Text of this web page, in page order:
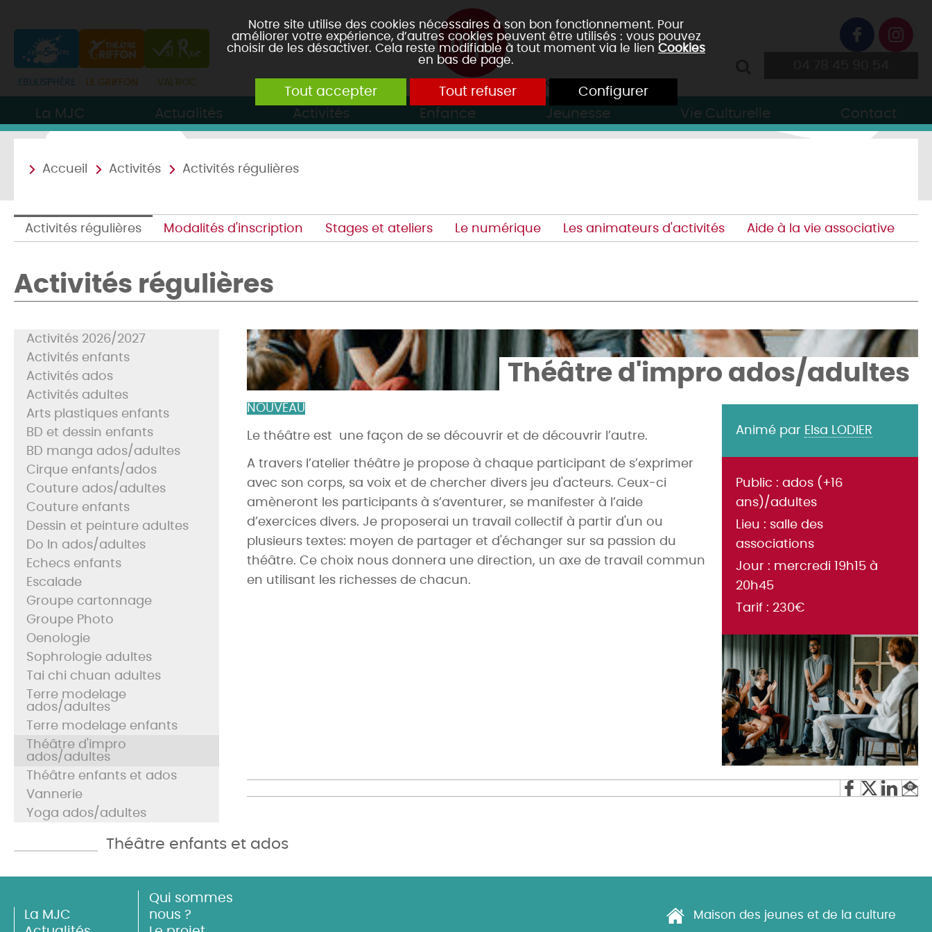
Notre site utilise des cookies nécessaires à son bon fonctionnement. Pour
améliorer votre expérience, d’autres cookies peuvent être utilisés : vous pouvez
choisir de les désactiver. Cela reste modifiable à tout moment via le lien Cookies
en bas de page.
Tout accepter Tout refuser Configurer
La MJC Actualités Activités Enfance Jeunesse Vie Culturelle Contact
Accueil Activités Activités régulières
Activités régulières Modalités d'inscription Stages et ateliers Le numérique Les animateurs d'activités Aide à la vie associative
Activités régulières
Activités 2026/2027
Activités enfants
Activités ados
Activités adultes
Arts plastiques enfants
BD et dessin enfants
BD manga ados/adultes
Cirque enfants/ados
Couture ados/adultes
Couture enfants
Dessin et peinture adultes
Do In ados/adultes
Echecs enfants
Escalade
Groupe cartonnage
Groupe Photo
Oenologie
Sophrologie adultes
Tai chi chuan adultes
Terre modelage
ados/adultes
Terre modelage enfants
Théâtre d'impro
ados/adultes
Théâtre enfants et ados
Vannerie
Yoga ados/adultes
Théâtre d'impro ados/adultes
Animé par Elsa LODIER
Public : ados (+16
ans)/adultes
Lieu : salle des
associations
Jour : mercredi 19h15 à
20h45
Tarif : 230€
NOUVEAU
Le théâtre est une façon de se découvrir et de découvrir l’autre.
A travers l’atelier théâtre je propose à chaque participant de s’exprimer
avec son corps, sa voix et de chercher divers jeu d'acteurs. Ceux-ci
amèneront les participants à s’aventurer, se manifester à l’aide
d’exercices divers. Je proposerai un travail collectif à partir d'un ou
plusieurs textes: moyen de partager et d'échanger sur sa passion du
théâtre. Ce choix nous donnera une direction, un axe de travail commun
en utilisant les richesses de chacun.
Théâtre enfants et ados
La MJC
Qui sommes
nous ?
Maison des jeunes et de la culture